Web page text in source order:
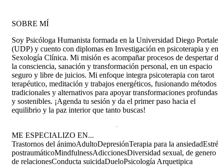
SOBRE MÍ
Soy Psicóloga Humanista formada en la Universidad Diego
(UDP) y cuento con diplomas en Investigación en psicoterapia y en
Sexología Clínica. Mi misión es acompañar procesos de despertar
la consciencia, sanación y transformación personal, en un espacio
seguro y libre de juicios. Mi enfoque integra psicoterapia con tarot
terapéutico, meditación y trabajos energéticos, fusionando métodos
tradicionales y alternativos para apoyar transformaciones profundas
y sostenibles. ¡Agenda tu sesión y da el primer paso hacia el
equilibrio y la paz interior que tanto buscas!
ME ESPECIALIZO EN...
Trastornos del ánimoAdultoDepresiónTerapia para la ansiedad
postraumáticoMindfulnessAdiccionesDiversidad sexual, de genero
de relacionesConducta suicidaDueloPsicología Arquetipica